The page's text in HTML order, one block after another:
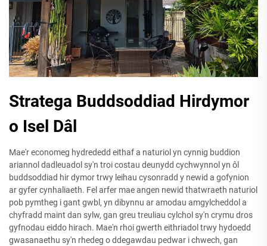
Stratega Buddsoddiad Hirdymor
o Isel Dâl
Mae'r economeg hydrededd eithaf a naturiol yn cynnig buddion
ariannol dadleuadol sy'n troi costau deunydd cychwynnol yn ôl
buddsoddiad hir dymor trwy leihau cysonradd y newid a gofynion
ar gyfer cynhaliaeth. Fel arfer mae angen newid thatwraeth naturiol
pob pymtheg i gant gwbl, yn dibynnu ar amodau amgylcheddol a
chyfradd maint dan sylw, gan greu treuliau cylchol sy'n crymu dros
gyfnodau eiddo hirach. Mae'n rhoi gwerth eithriadol trwy hydoedd
gwasanaethu sy'n rhedeg o ddegawdau pedwar i chwech, gan